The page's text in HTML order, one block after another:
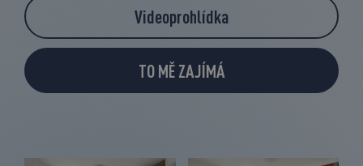
Videoprohlídka
TO MĚ ZAJÍMÁ